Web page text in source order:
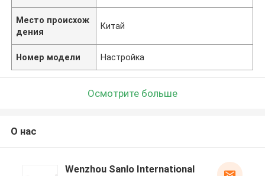
Место происхож
дения
Китай
Номер модели Настройка
Осмотрите больше
О нас
Wenzhou Sanlo International